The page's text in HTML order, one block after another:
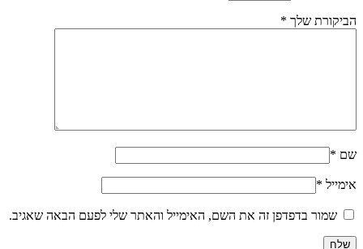
הביקורת שלך *
שם *
אימייל *
שמור בדפדפן זה את השם, האימייל והאתר שלי לפעם הבאה שאגיב.